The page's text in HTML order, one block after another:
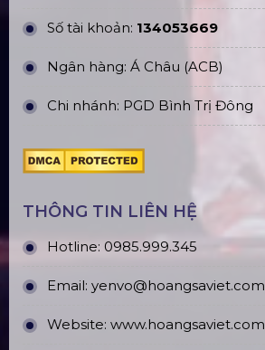
Số tài khoản: 134053669
Ngân hàng: Á Châu (ACB)
Chi nhánh: PGD Bình Trị Đông
THÔNG TIN LIÊN HỆ
Hotline: 0985.999.345
Email: yenvo@hoangsaviet.com
Website: www.hoangsaviet.com